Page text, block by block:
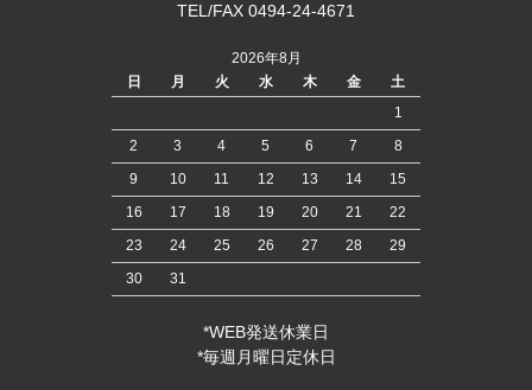
TEL/FAX 0494-24-4671
2026年8月
日
月 火 水 木 金
土
1
2
3 4 5 6 7
8
9
10 11 12 13 14
15
16
17 18 19 20 21
22
23
24 25 26 27 28
29
30
31
*WEB発送休業日
*毎週月曜日定休日